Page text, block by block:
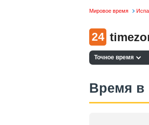
Мировое время
24
Точное время
Время в